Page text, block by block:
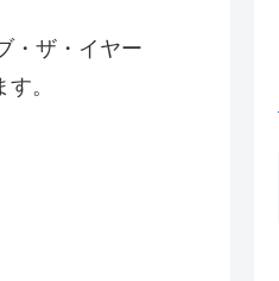
・ザ・イヤー
。